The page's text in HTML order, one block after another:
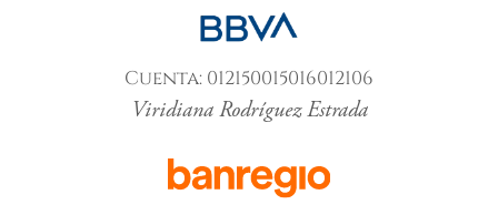
Cuenta: 012150015016012106
Viridiana Rodríguez Estrada